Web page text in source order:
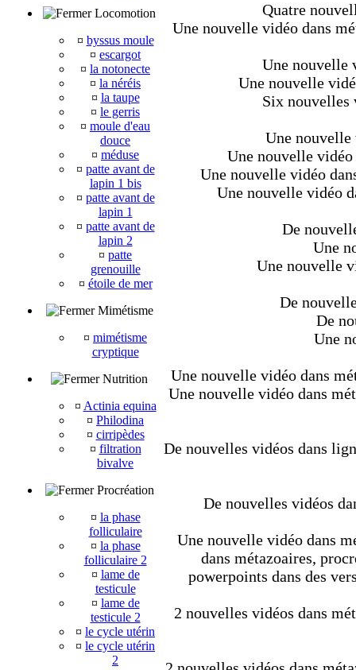
Locomotion
¤ byssus moule
¤ escargot
¤ la notonecte
¤ la néréis
¤ la taupe
¤ le gerris
¤ moule d'eau
douce
¤ méduse
¤ patte avant de
lapin 1 bis
¤ patte avant de
lapin 1
¤ patte avant de
lapin 2
¤ patte
grenouille
¤ étoile de mer
Mimétisme
¤ mimétisme
cryptique
Nutrition
¤ Actinia equina
¤ Philodina
¤ cirripèdes
¤ filtration
bivalve
Procréation
¤ la phase
folliculaire
¤ la phase
folliculaire 2
¤ lame de
testicule
¤ lame de
testicule 2
¤ le cycle utérin
¤ le cycle utérin
2
Quatre
Une nouvelle vidéo dans
Une nouvelle
Une nouvelle
Six nouvelles
Une nouvelle
Une nouvelle
Une nouvelle vidéo
Une nouvelle vidéo
De
Une
Une nouvelle
De
De
Une
Une nouvelle vidéo dans
Une nouvelle vidéo dans
De nouvelles vidéos dans
De nouvelles vidéos
Une nouvelle vidéo dans
dans métazoaires,
powerpoints dans des
2 nouvelles vidéos dans